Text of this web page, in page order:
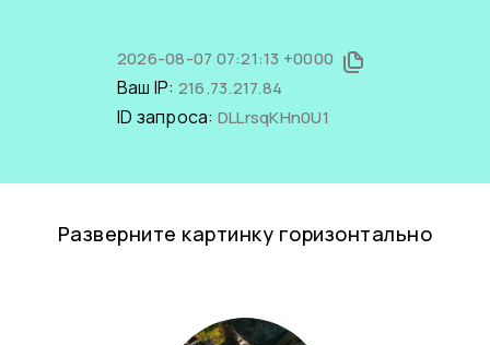
2026-08-07 07:21:13 +0000
Ваш IP: 216.73.217.84
ID запроса: DLLrsqKHn0U1
Разверните картинку горизонтально